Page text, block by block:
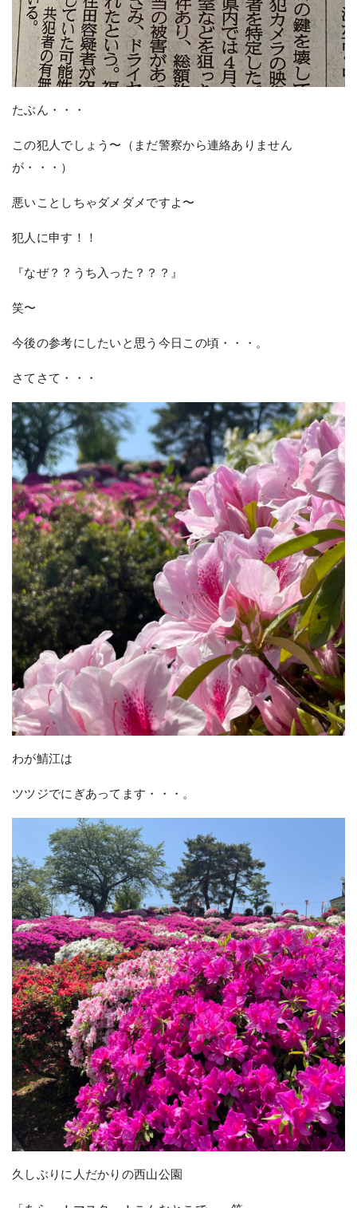
たぶん・・・
この犯人でしょう〜（まだ警察から連絡ありません
が・・・）
悪いことしちゃダメダメですよ〜
犯人に申す！！
『なぜ？？うち入った？？？』
笑〜
今後の参考にしたいと思う今日この頃・・・。
さてさて・・・
わが鯖江は
ツツジでにぎあってます・・・。
久しぶりに人だかりの西山公園